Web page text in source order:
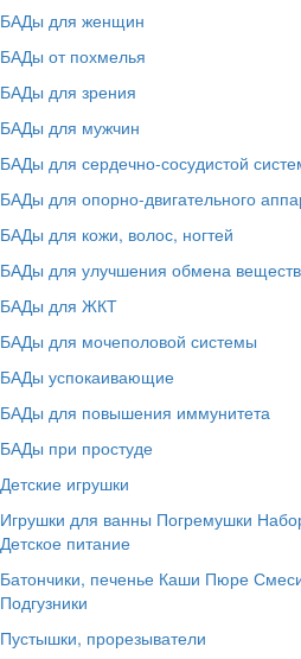
БАДы для женщин
БАДы от похмелья
БАДы для зрения
БАДы для мужчин
БАДы для сердечно-сосудистой
БАДы для опорно-двигательного
БАДы для кожи, волос, ногтей
БАДы для улучшения обмена веществ
БАДы для ЖКТ
БАДы для мочеполовой системы
БАДы успокаивающие
БАДы для повышения иммунитета
БАДы при простуде
Детские игрушки
Игрушки для ванны Погремушки
Детское питание
Батончики, печенье Каши Пюре
Подгузники
Пустышки, прорезыватели